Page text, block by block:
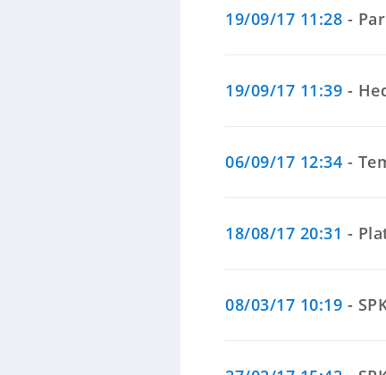
19/09/17 11:28 -
19/09/17 11:39 -
06/09/17 12:34 -
18/08/17 20:31 -
08/03/17 10:19 -